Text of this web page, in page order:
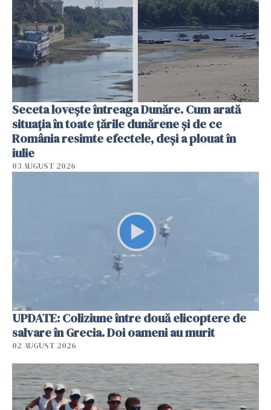
Seceta lovește întreaga Dunăre. Cum arată
situația în toate țările dunărene și de ce
România resimte efectele, deși a plouat în
iulie
03 AUGUST 2026
UPDATE: Coliziune între două elicoptere de
salvare în Grecia. Doi oameni au murit
02 AUGUST 2026